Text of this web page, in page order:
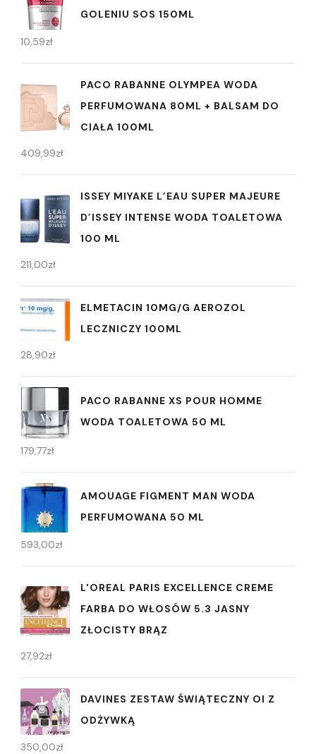
GOLENIU SOS 150ML
10,59zł
PACO RABANNE OLYMPEA WODA
PERFUMOWANA 80ML + BALSAM DO
CIAŁA 100ML
409,99zł
ISSEY MIYAKE L’EAU SUPER MAJEURE
D’ISSEY INTENSE WODA TOALETOWA
100 ML
211,00zł
ELMETACIN 10MG/G AEROZOL
LECZNICZY 100ML
28,90zł
PACO RABANNE XS POUR HOMME
WODA TOALETOWA 50 ML
179,77zł
AMOUAGE FIGMENT MAN WODA
PERFUMOWANA 50 ML
593,00zł
L'OREAL PARIS EXCELLENCE CREME
FARBA DO WŁOSÓW 5.3 JASNY
ZŁOCISTY BRĄZ
27,92zł
DAVINES ZESTAW ŚWIĄTECZNY OI Z
ODŻYWKĄ
350,00zł